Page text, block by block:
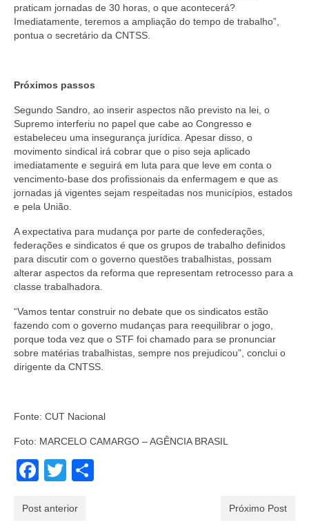
praticam jornadas de 30 horas, o que acontecerá?
Imediatamente, teremos a ampliação do tempo de trabalho”,
pontua o secretário da CNTSS.
Próximos passos
Segundo Sandro, ao inserir aspectos não previsto na lei, o
Supremo interferiu no papel que cabe ao Congresso e
estabeleceu uma insegurança jurídica. Apesar disso, o
movimento sindical irá cobrar que o piso seja aplicado
imediatamente e seguirá em luta para que leve em conta o
vencimento-base dos profissionais da enfermagem e que as
jornadas já vigentes sejam respeitadas nos municípios, estados
e pela União.
A expectativa para mudança por parte de confederações,
federações e sindicatos é que os grupos de trabalho definidos
para discutir com o governo questões trabalhistas, possam
alterar aspectos da reforma que representam retrocesso para a
classe trabalhadora.
“Vamos tentar construir no debate que os sindicatos estão
fazendo com o governo mudanças para reequilibrar o jogo,
porque toda vez que o STF foi chamado para se pronunciar
sobre matérias trabalhistas, sempre nos prejudicou”, conclui o
dirigente da CNTSS.
Fonte: CUT Nacional
Foto: MARCELO CAMARGO – AGÊNCIA BRASIL
Facebook
Twitter
Post anterior Próximo Post